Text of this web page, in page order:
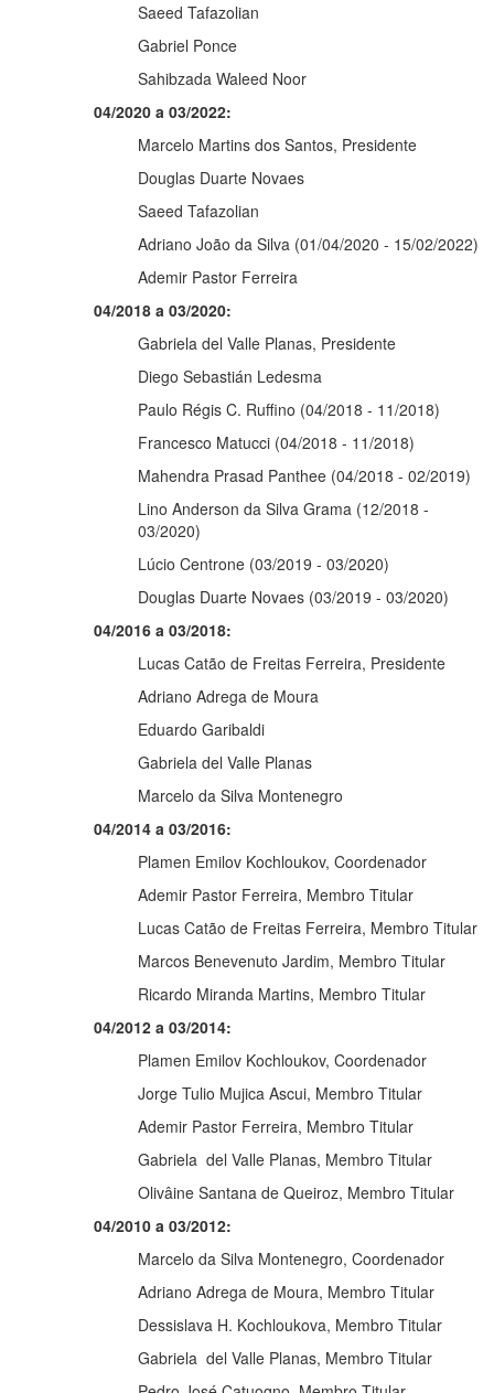
Saeed Tafazolian
Gabriel Ponce
Sahibzada Waleed Noor
04/2020 a 03/2022:
Marcelo Martins dos Santos, Presidente
Douglas Duarte Novaes
Saeed Tafazolian
Adriano João da Silva (01/04/2020 - 15/02/2022)
Ademir Pastor Ferreira
04/2018 a 03/2020:
Gabriela del Valle Planas, Presidente
Diego Sebastián Ledesma
Paulo Régis C. Ruffino (04/2018 - 11/2018)
Francesco Matucci (04/2018 - 11/2018)
Mahendra Prasad Panthee (04/2018 - 02/2019)
Lino Anderson da Silva Grama (12/2018 -
03/2020)
Lúcio Centrone (03/2019 - 03/2020)
Douglas Duarte Novaes (03/2019 - 03/2020)
04/2016 a 03/2018:
Lucas Catão de Freitas Ferreira, Presidente
Adriano Adrega de Moura
Eduardo Garibaldi
Gabriela del Valle Planas
Marcelo da Silva Montenegro
04/2014 a 03/2016:
Plamen Emilov Kochloukov, Coordenador
Ademir Pastor Ferreira, Membro Titular
Lucas Catão de Freitas Ferreira, Membro Titular
Marcos Benevenuto Jardim, Membro Titular
Ricardo Miranda Martins, Membro Titular
04/2012 a 03/2014:
Plamen Emilov Kochloukov, Coordenador
Jorge Tulio Mujica Ascui, Membro Titular
Ademir Pastor Ferreira, Membro Titular
Gabriela del Valle Planas, Membro Titular
Olivâine Santana de Queiroz, Membro Titular
04/2010 a 03/2012:
Marcelo da Silva Montenegro, Coordenador
Adriano Adrega de Moura, Membro Titular
Dessislava H. Kochloukova, Membro Titular
Gabriela del Valle Planas, Membro Titular